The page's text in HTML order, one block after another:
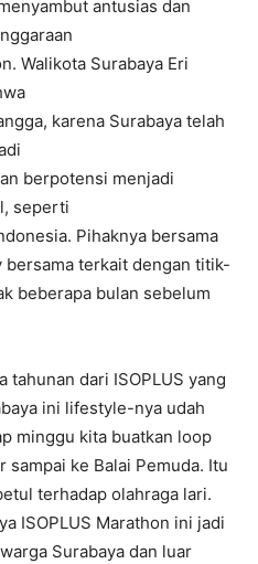
antusias dan
Walikota Surabaya Eri
karena Surabaya telah
berpotensi menjadi
seperti
Pihaknya bersama
bersama terkait dengan titik-
beberapa bulan sebelum
tahunan dari ISOPLUS yang
ini lifestyle-nya udah
minggu kita buatkan loop
sampai ke Balai Pemuda. Itu
terhadap olahraga lari.
ISOPLUS Marathon ini jadi
Surabaya dan luar